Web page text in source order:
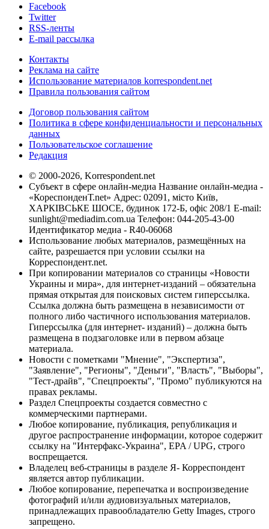
Facebook
Twitter
RSS-ленты
E-mail рассылка
Контакты
Реклама на сайте
Использование материалов korrespondent.net
Правила пользования сайтом
Договор пользования сайтом
Политика в сфере конфиденциальности и персональных
данных
Пользовательское соглашение
Редакция
© 2000-2026, Korrespondent.net
Субъект в сфере онлайн-медиа Название онлайн-медиа -
«КореспонденТ.net» Адрес: 02091, місто Київ,
ХАРКІВСЬКЕ ШОСЕ, будинок 172-Б, офіс 208/1 E-mail:
sunlight@mediadim.com.ua Телефон: 044-205-43-00
Идентификатор медиа - R40-06068
Использование любых материалов, размещённых на
сайте, разрешается при условии ссылки на
Корреспондент.net.
При копировании материалов со страницы «Новости
Украины и мира», для интернет-изданий – обязательна
прямая открытая для поисковых систем гиперссылка.
Ссылка должна быть размещена в независимости от
полного либо частичного использования материалов.
Гиперссылка (для интернет- изданий) – должна быть
размещена в подзаголовке или в первом абзаце
материала.
Новости с пометками "Мнение", "Экспертиза",
"Заявление", "Регионы", "Деньги", "Власть", "Выборы",
"Тест-драйв", "Спецпроекты", "Промо" публикуются на
правах рекламы.
Раздел Спецпроекты создается совместно с
коммерческими партнерами.
Любое копирование, публикация, републикация и
другое распространение информации, которое содержит
ссылку на "Интерфакс-Украина", EPA / UPG, строго
воспрещается.
Владелец веб-страницы в разделе Я- Корреспондент
является автор публикации.
Любое копирование, перепечатка и воспроизведение
фотографий и/или аудиовизуальных материалов,
принадлежащих правообладателю Getty Images, строго
запрещено.